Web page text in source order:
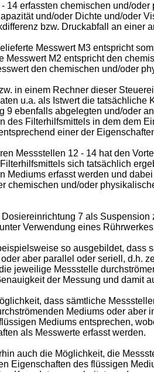
14 erfassten chemischen und/
und/oder Dichte und/oder
bzw. Druckabfall an einer
Messwert M3 entspricht
Messwert M2 entspricht den
den chemischen und/oder
in einem Rechner dieser
u.a. als Istwert die
9 ebenfalls abgelegten und/oder
des Filterhilfsmittels in dem dem
einer der
Messstellen 12 - 14 hat den
sich tatsächlich
Mediums erfasst werden und
chemischen und/oder
7 als
Verwendung eines
so ausgebildet, dass
aber parallel oder seriell, d.h.
jeweilige Messstelle
der Messung und damit
dass sämtliche
Mediums oder
Mediums entsprechen,
als Messwerte erfasst werden.
auch die Möglichkeit, die
Eigenschaften des flüssigen